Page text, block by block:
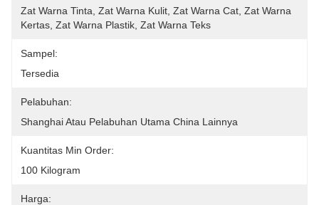
Zat Warna Tinta, Zat Warna Kulit, Zat Warna Cat, Zat Warna
Kertas, Zat Warna Plastik, Zat Warna Teks
Sampel:
Tersedia
Pelabuhan:
Shanghai Atau Pelabuhan Utama China Lainnya
Kuantitas Min Order:
100 Kilogram
Harga: